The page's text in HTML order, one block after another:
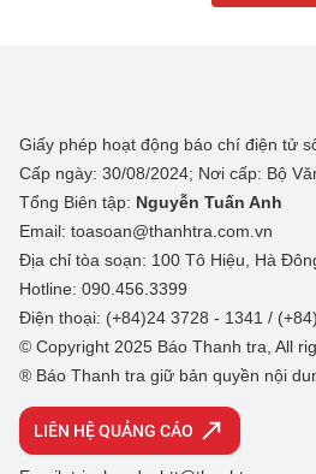
Giấy phép hoạt động báo chí điện tử
Cấp ngày: 30/08/2024; Nơi cấp: Bộ
Tổng Biên tập: Nguyễn Tuấn Anh
Email: toasoan@thanhtra.com.vn
Địa chỉ tòa soạn: 100 Tô Hiệu, Hà
Hotline: 090.456.3399
Điện thoại: (+84)24 3728 - 1341 /
© Copyright 2025 Báo Thanh tra, All
® Báo Thanh tra giữ bản quyền nội
LIÊN HỆ QUẢNG CÁO